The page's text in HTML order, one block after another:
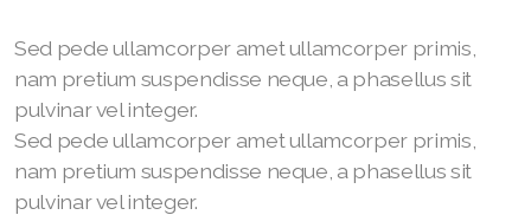
Sed pede ullamcorper amet ullamcorper primis,
nam pretium suspendisse neque, a phasellus sit
pulvinar vel integer.
Sed pede ullamcorper amet ullamcorper primis,
nam pretium suspendisse neque, a phasellus sit
pulvinar vel integer.